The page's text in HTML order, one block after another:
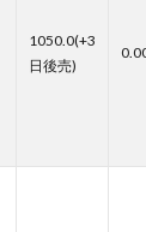
1050.0(+3
日後売)